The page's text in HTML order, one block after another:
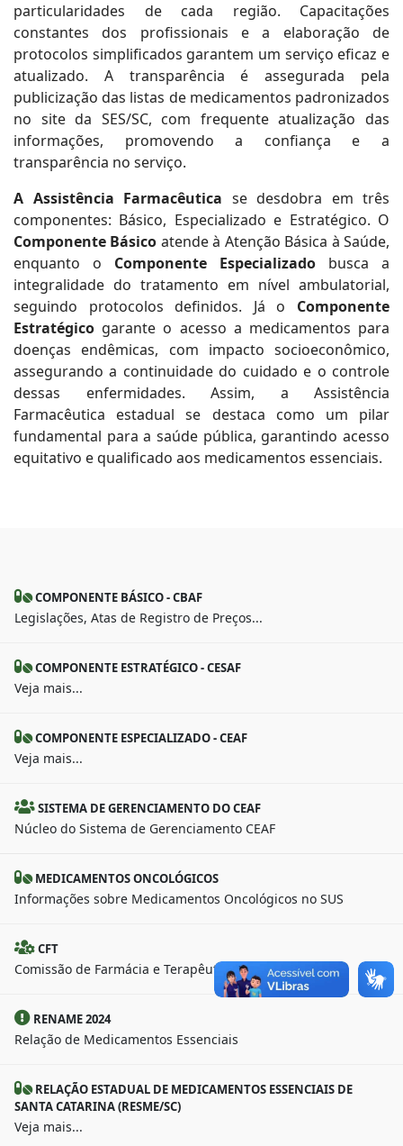
particularidades de cada região. Capacitações
constantes dos profissionais e a elaboração de
protocolos simplificados garantem um serviço eficaz e
atualizado. A transparência é assegurada pela
publicização das listas de medicamentos padronizados
no site da SES/SC, com frequente atualização das
informações, promovendo a confiança e a
transparência no serviço.
A Assistência Farmacêutica se desdobra em três
componentes: Básico, Especializado e Estratégico. O
Componente Básico atende à Atenção Básica à Saúde,
enquanto o Componente Especializado busca a
integralidade do tratamento em nível ambulatorial,
seguindo protocolos definidos. Já o Componente
Estratégico garante o acesso a medicamentos para
doenças endêmicas, com impacto socioeconômico,
assegurando a continuidade do cuidado e o controle
dessas enfermidades. Assim, a Assistência
Farmacêutica estadual se destaca como um pilar
fundamental para a saúde pública, garantindo acesso
equitativo e qualificado aos medicamentos essenciais.
COMPONENTE BÁSICO - CBAF
Legislações, Atas de Registro de Preços...
COMPONENTE ESTRATÉGICO - CESAF
Veja mais...
COMPONENTE ESPECIALIZADO - CEAF
Veja mais...
SISTEMA DE GERENCIAMENTO DO CEAF
Núcleo do Sistema de Gerenciamento CEAF
MEDICAMENTOS ONCOLÓGICOS
Informações sobre Medicamentos Oncológicos no SUS
CFT
Comissão de Farmácia e Terapêutica
RENAME 2024
Relação de Medicamentos Essenciais
RELAÇÃO ESTADUAL DE MEDICAMENTOS ESSENCIAIS DE
SANTA CATARINA (RESME/SC)
Veja mais...